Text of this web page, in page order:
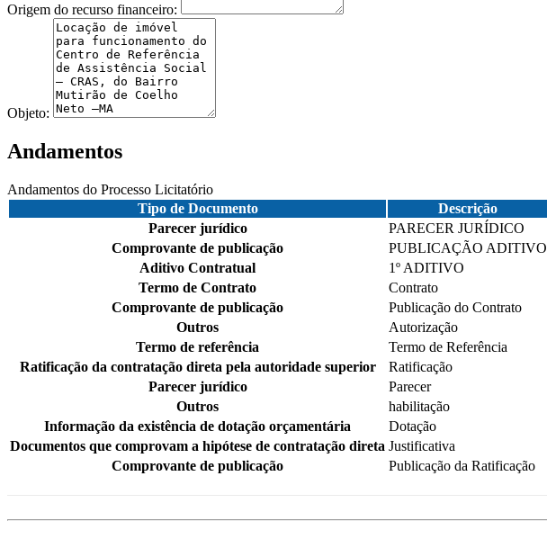
Origem do recurso financeiro:
Objeto:
Andamentos
Andamentos do Processo Licitatório
Tipo de Documento
Descrição
Parecer jurídico
PARECER JURÍDICO
Comprovante de publicação
PUBLICAÇÃO ADITIVO
Aditivo Contratual
1º ADITIVO
Termo de Contrato
Contrato
Comprovante de publicação
Publicação do Contrato
Outros
Autorização
Termo de referência
Termo de Referência
Ratificação da contratação direta pela autoridade superior
Ratificação
Parecer jurídico
Parecer
Outros
habilitação
Informação da existência de dotação orçamentária
Dotação
Documentos que comprovam a hipótese de contratação direta Justificativa
Comprovante de publicação
Publicação da Ratificação